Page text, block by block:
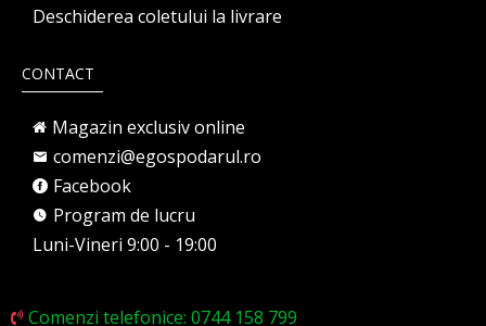
Deschiderea coletului la livrare
CONTACT
Magazin exclusiv online
comenzi@egospodarul.ro
Facebook
Program de lucru
Luni-Vineri 9:00 - 19:00
Comenzi telefonice: 0744 158 799